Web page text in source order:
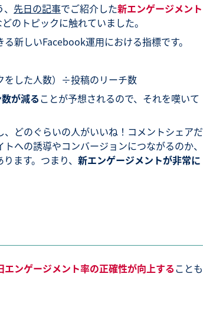
先日の記事でご紹介した新エンゲージメント
どのトピックに触れていました。
新しいFacebook運用における指標です。
をした人数）÷投稿のリーチ数
が減ることが予想されるので、それを嘆いて
どのぐらいの人がいいね！コメントシェアだ
への誘導やコンバージョンにつながるのか、
ます。つまり、 新エンゲージメントが非常に
エンゲージメント率の正確性が向上することも